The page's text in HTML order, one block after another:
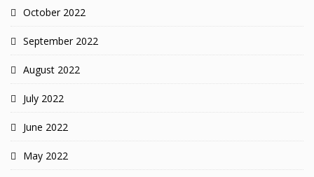
October 2022
September 2022
August 2022
July 2022
June 2022
May 2022